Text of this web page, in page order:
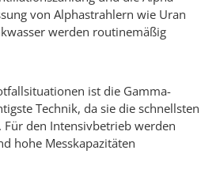
von Alphastrahlern wie Uran
werden routinemäßig
ist die Gamma-
Technik, da sie die schnellsten
Für den Intensivbetrieb werden
hohe Messkapazitäten